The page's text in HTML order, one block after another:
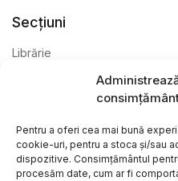
Pentru a oferi cea mai bună
cookie-uri, pentru a stoca și/sau
dispozitive. Consimțământul
procesăm date, cum ar fi
Secțiuni
Librărie